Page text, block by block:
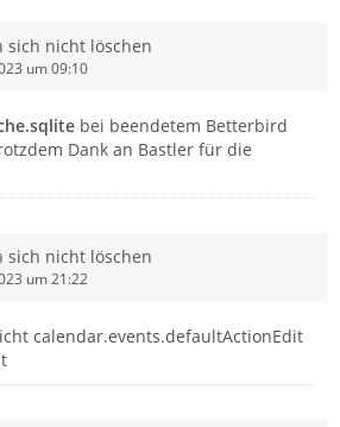
sich nicht löschen
um 09:10
bei beendetem Betterbird
Dank an Bastler für die
sich nicht löschen
um 21:22
calendar.events.defaultActionEdit